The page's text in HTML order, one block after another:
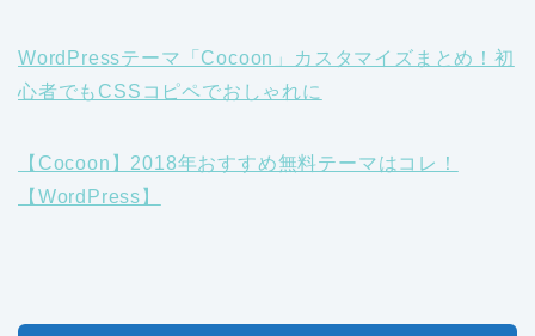
WordPressテーマ「Cocoon」カスタマイズまとめ！初
心者でもCSSコピペでおしゃれに
【Cocoon】2018年おすすめ無料テーマはコレ！
【WordPress】